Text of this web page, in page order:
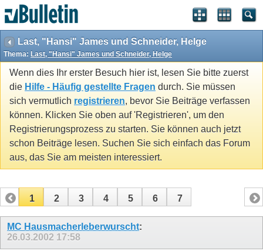
Last, "Hansi" James und Schneider, Helge
Thema: Last, "Hansi" James und Schneider, Helge
Wenn dies Ihr erster Besuch hier ist, lesen Sie bitte zuerst
die Hilfe - Häufig gestellte Fragen durch. Sie müssen
sich vermutlich registrieren, bevor Sie Beiträge verfassen
können. Klicken Sie oben auf 'Registrieren', um den
Registrierungsprozess zu starten. Sie können auch jetzt
schon Beiträge lesen. Suchen Sie sich einfach das Forum
aus, das Sie am meisten interessiert.
1 2 3 4 5 6 7
MC Hausmacherleberwurscht:
26.03.2002 17:58